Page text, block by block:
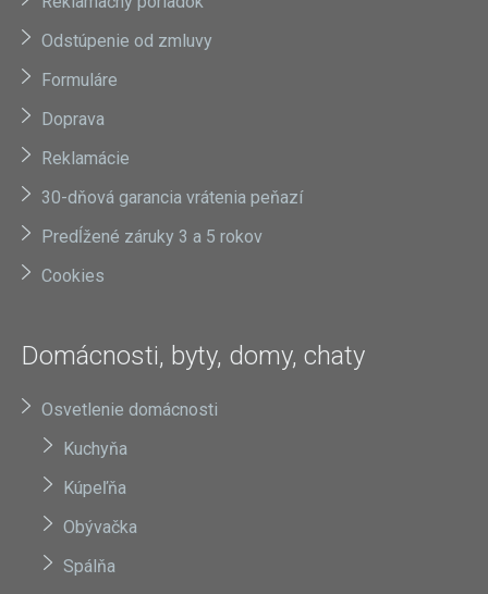
Odstúpenie od zmluvy
Formuláre
Doprava
Reklamácie
30-dňová garancia vrátenia peňazí
Predĺžené záruky 3 a 5 rokov
Cookies
Domácnosti, byty, domy, chaty
Osvetlenie domácnosti
Kuchyňa
Kúpeľňa
Obývačka
Spálňa